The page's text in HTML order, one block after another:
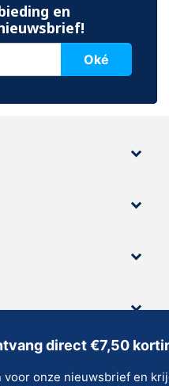
en
Oké
BTW, tenzij anders
direct €7,50
voor onze nieuwsbrief en